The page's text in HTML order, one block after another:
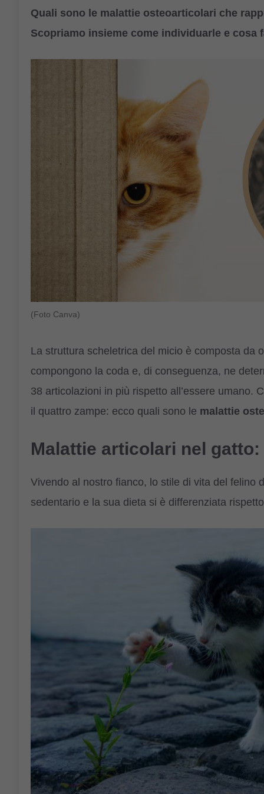
Quali sono le malattie osteoarticolari che
Scopriamo insieme come individuarle e cosa
(Foto Canva)
La struttura scheletrica del micio è composta da
compongono la coda e, di conseguenza, ne
38 articolazioni in più rispetto all’essere umano.
il quattro zampe: ecco quali sono le malattie
Malattie articolari nel gatto:
Vivendo al nostro fianco, lo stile di vita del felino
sedentario e la sua dieta si è differenziata